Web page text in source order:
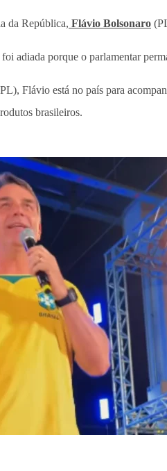
da República, Flávio Bolsonaro
adiada porque o parlamentar
Flávio está no país para
brasileiros.